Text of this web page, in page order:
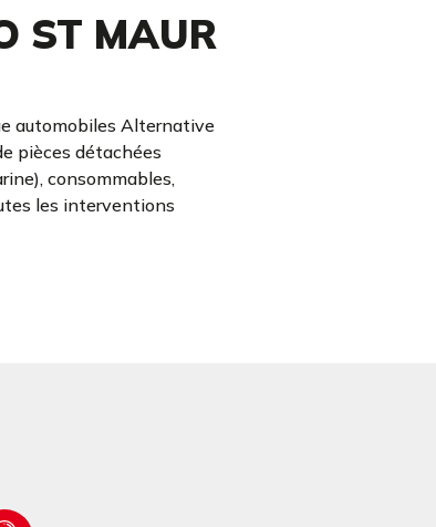
ST MAUR
automobiles Alternative
pièces détachées
consommables,
les interventions